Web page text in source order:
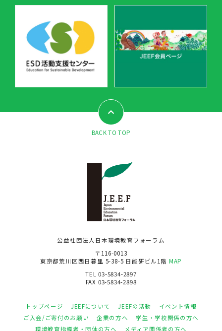
BACK TO TOP
公益社団法人日本環境教育フォーラム
〒116-0013
東京都荒川区西日暮里 5-38-5 日能研ビル1階 MAP
TEL 03-5834-2897
FAX 03-5834-2898
トップページ JEEFについて JEEFの活動
イベント情報
ご入会/ご寄付のお願い
企業の方へ
学生・学校関係の方へ
環境教育指導者・団体の方へ
メディア関係者の方へ